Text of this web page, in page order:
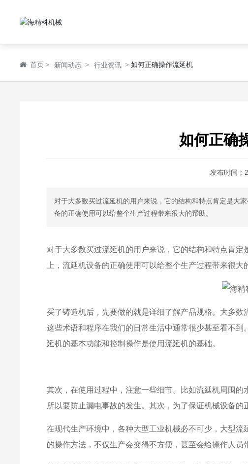
首页 新闻动态 行业资讯 如何正确操作流延机
如何正确
发布时间：
对于大多数买过流延机的用户来说，它的结构和特点肯定是大
备的正确使用可以给整个生产过程带来很大的帮助。
对于大多数买过流延机的用户来说，它的结构和特点肯定
上，流延机设备的正确使用可以给整个生产过程带来很大
买了铸造机后，先要做的就是详细了解产品规格。大多数
这些术语和程序在我们的日常生活中通常很少甚至看不
延机的基本功能和控制操作是使用流延机的基础。
其次，在使用过程中，注意一些细节。比如流延机周围的
所以要防止漏电事故的发生。其次，为了保证机械设备的
在现代生产环境中，各种大型工业机械必不可少，大型
的操作方法，不仅生产会变得不方便，甚至会给操作人员